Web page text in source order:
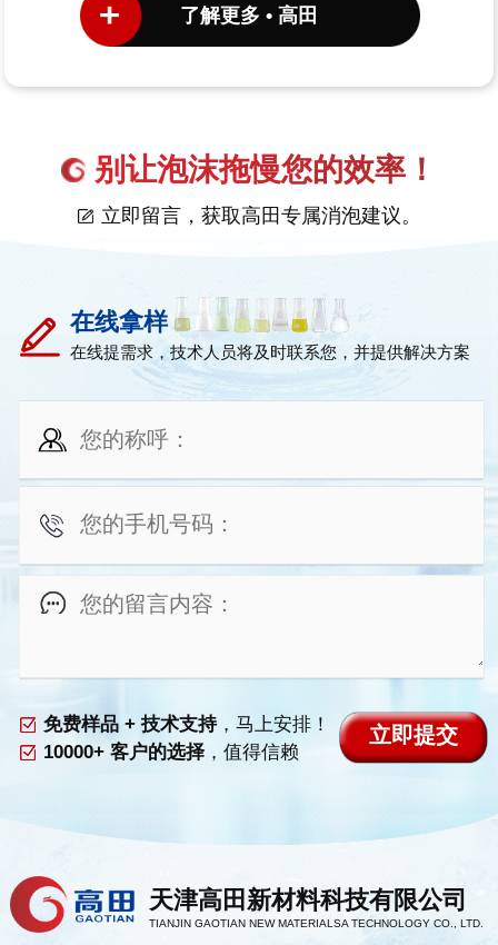
了解更多 • 高田
别让泡沫拖慢您的效率！
立即留言，获取高田专属消泡建议。
在线拿样
在线提需求，技术人员将及时联系您，并提供解决方案
免费样品 + 技术支持，马上安排！
10000+ 客户的选择，值得信赖
天津高田新材料科技有限公司
TIANJIN GAOTIAN NEW MATERIALSA TECHNOLOGY CO., LTD.